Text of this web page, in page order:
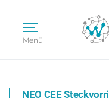
Menü
NEO CEE